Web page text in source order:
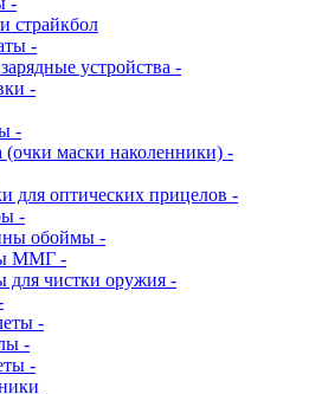
страйкбол
-
устройства -
-
-
(очки маски наколенники) -
для оптических прицелов -
-
обоймы -
ММГ -
для чистки оружия -
-
-
-